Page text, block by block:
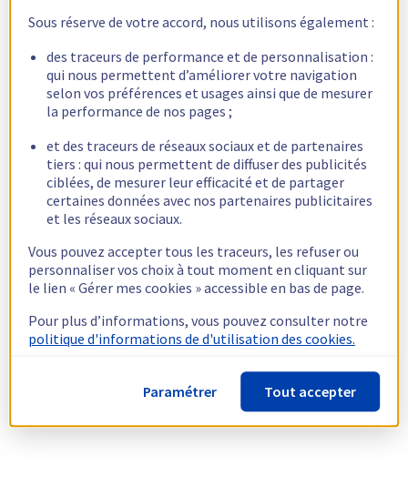
Sous réserve de votre accord, nous utilisons également :
des traceurs de performance et de personnalisation :
qui nous permettent d’améliorer votre navigation
selon vos préférences et usages ainsi que de mesurer
la performance de nos pages ;
et des traceurs de réseaux sociaux et de partenaires
tiers : qui nous permettent de diffuser des publicités
ciblées, de mesurer leur efficacité et de partager
certaines données avec nos partenaires publicitaires
et les réseaux sociaux.
Vous pouvez accepter tous les traceurs, les refuser ou
personnaliser vos choix à tout moment en cliquant sur
le lien « Gérer mes cookies » accessible en bas de page.
Pour plus d’informations, vous pouvez consulter notre
politique d'informations de d'utilisation des cookies.
Paramétrer Tout accepter